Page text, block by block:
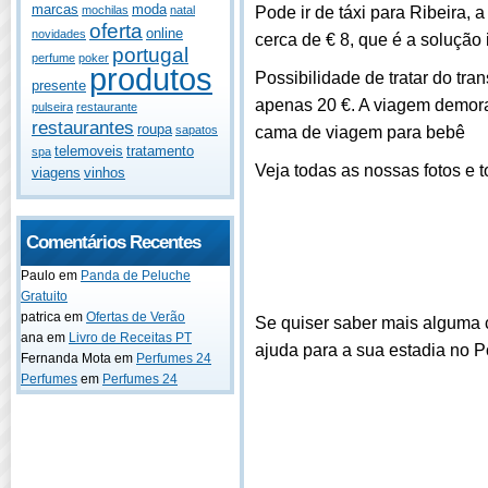
marcas mochilas moda natal
novidades oferta online
perfume poker portugal
presente produtos
pulseira restaurante
restaurantes roupa sapatos
spa telemoveis tratamento
viagens vinhos
Comentários Recentes
Paulo em Panda de Peluche
Gratuito
patrica em Ofertas de Verão
ana em Livro de Receitas PT
Fernanda Mota em Perfumes 24
Perfumes em Perfumes 24
Pode ir de táxi para Ribeira,
cerca de € 8, que é a
Possibilidade de tratar do
apenas 20 €. A viagem
cama de viagem para bebê
Veja todas as nossas fotos e
Se quiser saber mais
ajuda para a sua estadia no